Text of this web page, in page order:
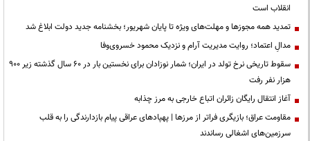
انقلاب است
تمدید همه مجوزها و مهلت‌های ویژه تا پایان شهریور؛ بخشنامه جدید دولت ابلاغ شد
مدالِ اعتماد؛ روایت مدیریت آرام و نزدیک محمود خسروی‌وفا
سقوط تاریخی نرخ تولد در ایران؛ شمار نوزادان برای نخستین بار در ۶۰ سال گذشته زیر ۹۰۰
هزار نفر رفت
آغاز انتقال رایگان زائران اتباع خارجی به مرز چذابه
مقاومت عراق؛ بازیگری فراتر از مرزها | پهپادهای عراقی پیام بازدارندگی را به قلب
سرزمین‌های اشغالی رساندند